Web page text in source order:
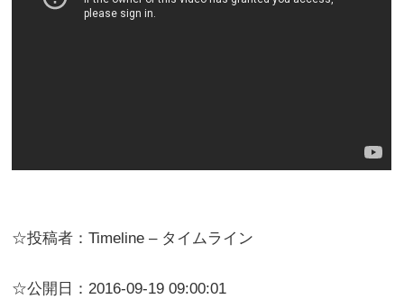
☆投稿者：Timeline – タイムライン
☆公開日：2016-09-19 09:00:01